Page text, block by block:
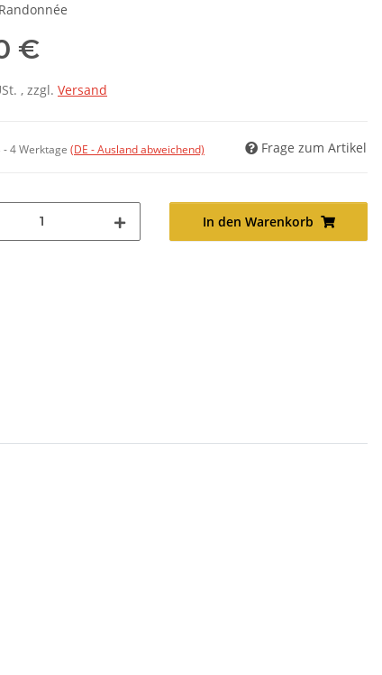
€
, zzgl. Versand
- 4 Werktage (DE - Ausland abweichend) Frage zum Artikel
In den Warenkorb